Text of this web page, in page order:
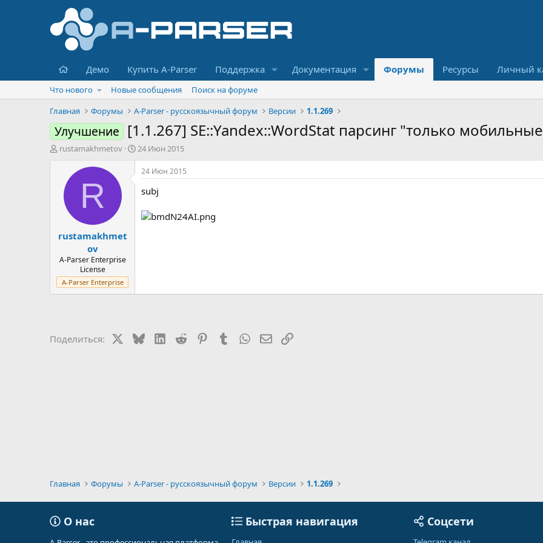
Главная
Демо Купить A-Parser Поддержка Документация Форумы Ресурсы Личный
Что нового Новые сообщения
Поиск на форуме
Главная
Форумы A-Parser - русскоязычный форум Версии 1.1.269
Улучшение [1.1.267] SE::Yandex::WordStat парсинг "только
А
ы
rustamakhmetov
Д
а
н
ч
24 Июн 2015
R
rustamakhmet
ov
A-Parser Enterprise
License
A-Parser Enterprise
24 Июн 2015
subj
Поделиться: BlueskyLinkedIn
Reddit PinterestTumblrWhatsAppЭлектронная почта
Ссылка
Главная Форумы A-Parser - русскоязычный форум Версии 1.1.269
О нас Быстрая навигация Соцсети